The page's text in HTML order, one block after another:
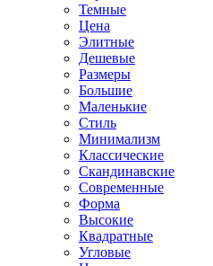
Темные
Цена
Элитные
Дешевые
Размеры
Большие
Маленькие
Стиль
Минимализм
Классические
Скандинавские
Современные
Форма
Высокие
Квадратные
Угловые